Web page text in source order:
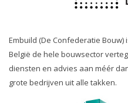
Embuild (De Confederatie
België de hele bouwsector
diensten en advies aan méér
grote bedrijven uit alle takken.